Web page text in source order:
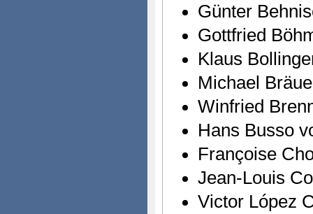
Günter
Gottfried
Klaus
Michael
Winfried
Hans Busso
Françoise
Jean-Louis
Victor López